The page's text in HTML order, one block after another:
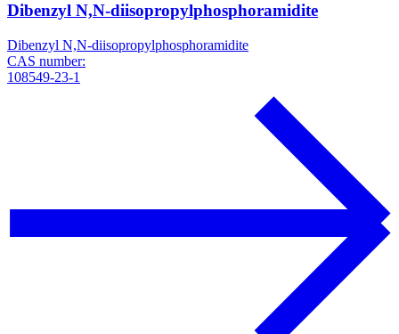
Dibenzyl N,N-diisopropylphosphoramidite
Dibenzyl N,N-diisopropylphosphoramidite
CAS number:
108549-23-1